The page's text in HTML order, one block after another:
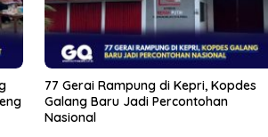
Jelang HUT RI ke-81, 33 Calon Paskibra
Bintan Jalani Pembekalan